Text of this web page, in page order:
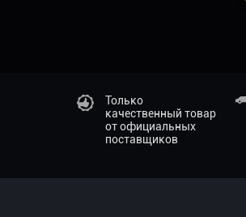
Только
качественный товар
от официальных
поставщиков